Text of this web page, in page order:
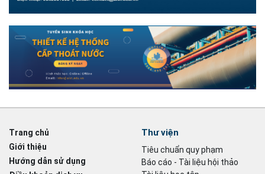
Trang chủ
Giới thiệu
Hướng dẫn sử dụng
Thư viện
Tiêu chuẩn quy phạm
Báo cáo - Tài liệu hội thảo